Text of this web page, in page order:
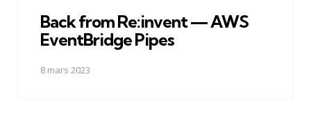
Back from Re:invent — AWS
EventBridge Pipes
8 mars 2023